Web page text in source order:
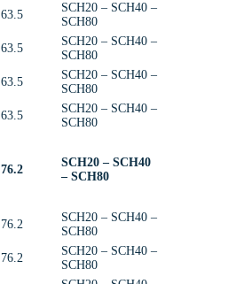
63.5
SCH20 – SCH40 –
SCH80
63.5
SCH20 – SCH40 –
SCH80
63.5
SCH20 – SCH40 –
SCH80
63.5
SCH20 – SCH40 –
SCH80
76.2
SCH20 – SCH40
– SCH80
76.2
SCH20 – SCH40 –
SCH80
76.2
SCH20 – SCH40 –
SCH80